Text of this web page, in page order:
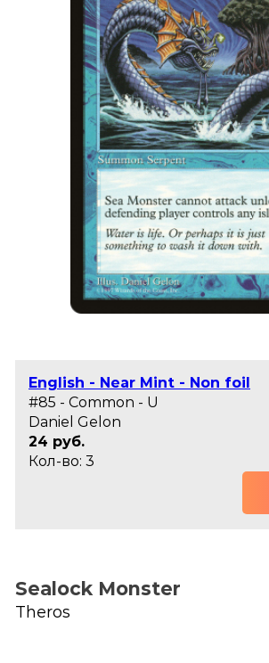
English - Near Mint - Non foil
#85 - Common - U
Daniel Gelon
24 руб.
Кол-во: 3
Sealock Monster
Theros